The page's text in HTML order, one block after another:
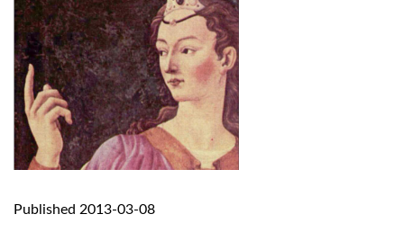
Published 2013-03-08